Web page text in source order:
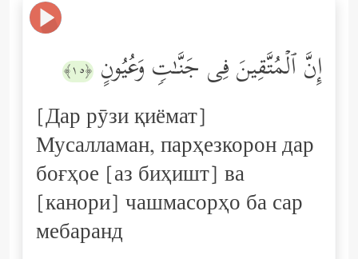
إِنَّ ٱلۡمُتَّقِینَ فِی جَنَّـٰتࣲ وَعُیُونٍ ﴿١٥﴾
[Дар рӯзи қиёмат]
Мусалламан, парҳезкорон дар
боғҳое [аз биҳишт] ва
[канори] чашмасорҳо ба сар
мебаранд